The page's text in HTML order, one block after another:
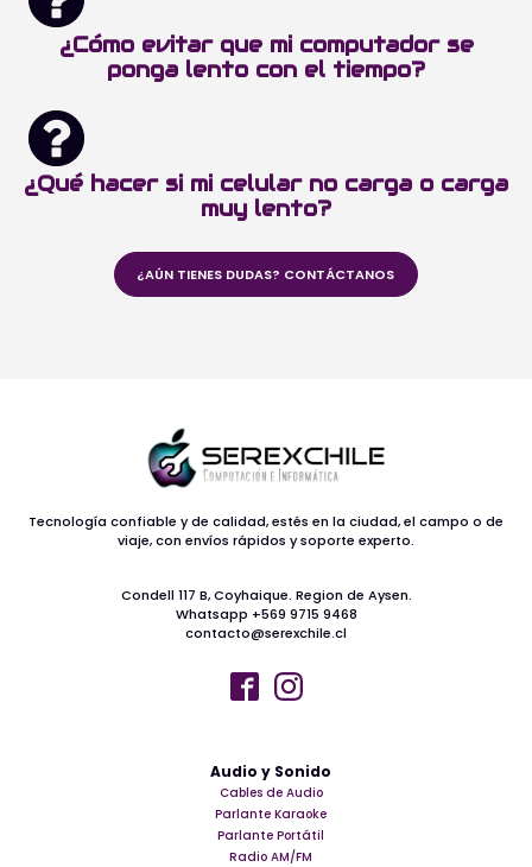
¿Cómo evitar que mi computador se
ponga lento con el tiempo?
¿Qué hacer si mi celular no carga o carga
muy lento?
¿AÚN TIENES DUDAS? CONTÁCTANOS
Audio y Sonido
Cables de Audio
Parlante Karaoke
Parlante Portátil
Radio AM/FM
Tecnología confiable y de calidad, estés en la ciudad, el campo o de
viaje, con envíos rápidos y soporte experto.
Condell 117 B, Coyhaique. Region de Aysen.
Whatsapp +569 9715 9468
contacto@serexchile.cl